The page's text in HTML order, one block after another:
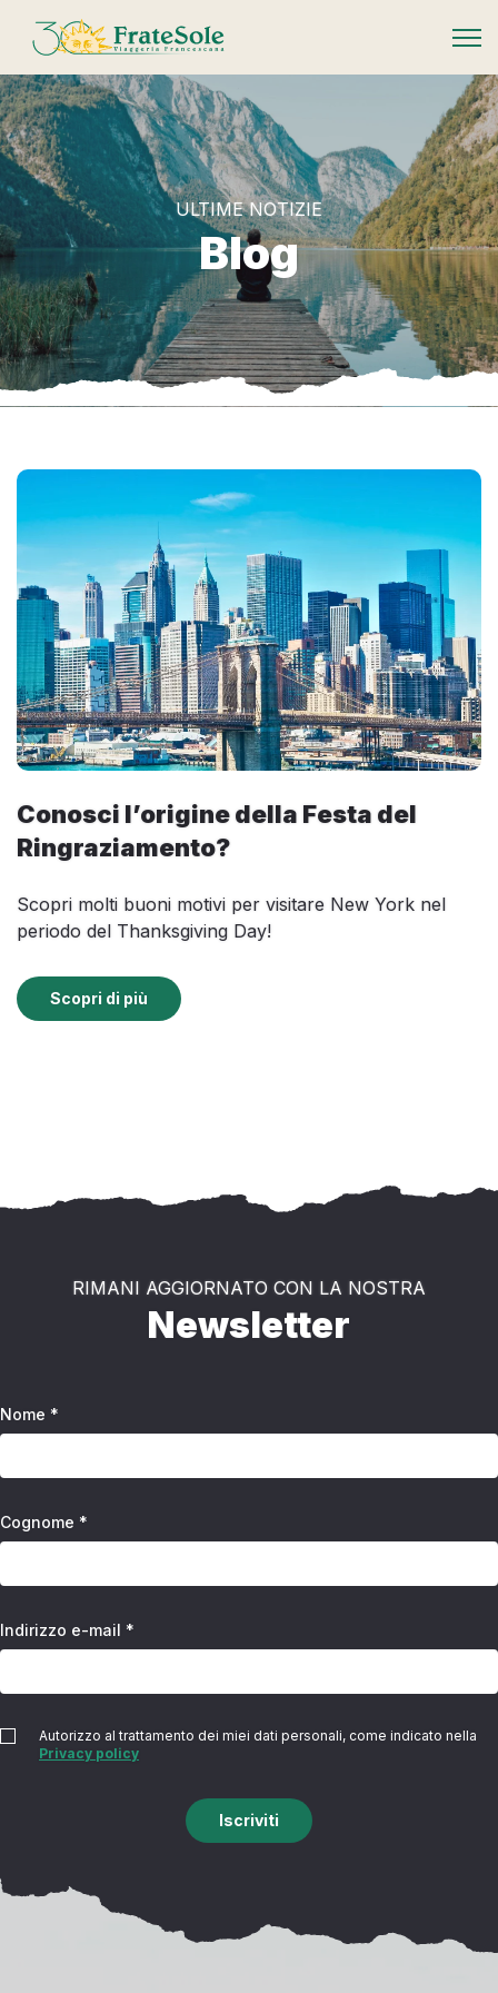
FrateSole Viaggeria Francescana
ULTIME NOTIZIE
Blog
Conosci l’origine della Festa del
Ringraziamento?
Scopri molti buoni motivi per visitare New York nel
periodo del Thanksgiving Day!
Scopri di più
RIMANI AGGIORNATO CON LA NOSTRA
Newsletter
Nome *
Cognome *
Indirizzo e-mail *
Autorizzo al trattamento dei miei dati personali, come indicato nella
Privacy policy
Iscriviti